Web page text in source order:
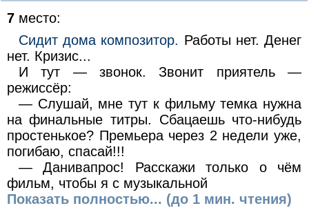
7место:
Сидит дома композитор. Работы нет. Денег
нет. Кризис...
И тут — звонок. Звонит приятель —
режиссёр:
— Слушай, мне тут к фильму темка нужна
на финальные титры. Сбацаешь что-нибудь
простенькое? Премьера через 2 недели уже,
погибаю, спасай!!!
— Данивапрос! Расскажи только о чём
фильм, чтобы я с музыкальной
Показать полностью... (до 1 мин. чтения)